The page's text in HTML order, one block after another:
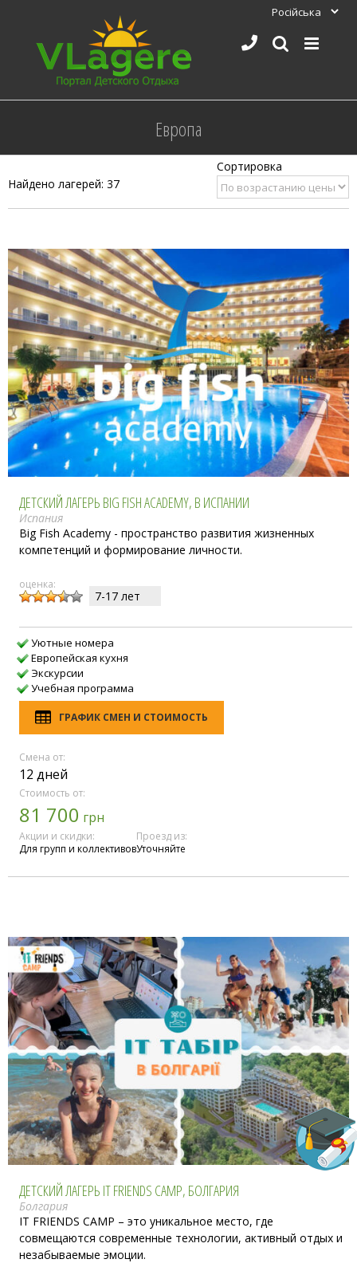
content
Европа
Найдено лагерей: 37
ДЕТСКИЙ ЛАГЕРЬ BIG FISH ACADEMY, В ИСПАНИИ
Испания
Big Fish Academy - пространство развития жизненных
компетенций и формирование личности.
оценка:
7-17 лет
Уютные номера
Европейская кухня
Экскурсии
Учебная программа
ГРАФИК СМЕН И СТОИМОСТЬ
Смена от:
12 дней
Стоимость от:
81 700 грн
Акции и скидки:
Для групп и коллективов
Проезд из:
Уточняйте
ДЕТСКИЙ ЛАГЕРЬ IT FRIENDS CAMP, БОЛГАРИЯ
Болгария
IT FRIENDS CAMP – это уникальное место, где
совмещаются современные технологии, активный отдых и
незабываемые эмоции.